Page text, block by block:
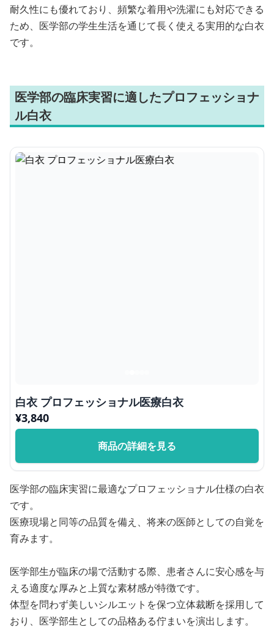
耐久性にも優れており、頻繁な着用や洗濯にも対応できる
ため、医学部の学生生活を通じて長く使える実用的な白衣
です。
医学部の臨床実習に適したプロフェッショナ
ル白衣
白衣 プロフェッショナル医療白衣
¥3,840
商品の詳細を見る
医学部の臨床実習に最適なプロフェッショナル仕様の白衣
です。
医療現場と同等の品質を備え、将来の医師としての自覚を
育みます。
医学部生が臨床の場で活動する際、患者さんに安心感を与
える適度な厚みと上質な素材感が特徴です。
体型を問わず美しいシルエットを保つ立体裁断を採用して
おり、医学部生としての品格ある佇まいを演出します。